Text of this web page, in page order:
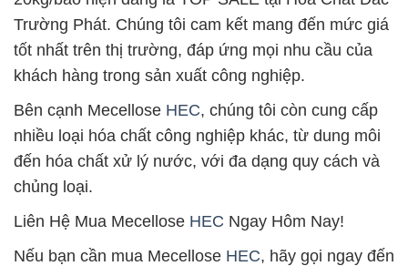
Trường Phát. Chúng tôi cam kết mang đến mức giá
tốt nhất trên thị trường, đáp ứng mọi nhu cầu của
khách hàng trong sản xuất công nghiệp.
Bên cạnh Mecellose HEC, chúng tôi còn cung cấp
nhiều loại hóa chất công nghiệp khác, từ dung môi
đến hóa chất xử lý nước, với đa dạng quy cách và
chủng loại.
Liên Hệ Mua Mecellose HEC Ngay Hôm Nay!
Nếu bạn cần mua Mecellose HEC, hãy gọi ngay đến